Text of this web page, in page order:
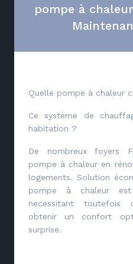
pompe à
Quelle pompe à chaleur
Ce système de
habitation ?
De nombreux foyers
pompe à chaleur en
logements. Solution
pompe à chaleur
necessitant toutefois
obtenir un confort
surprise.